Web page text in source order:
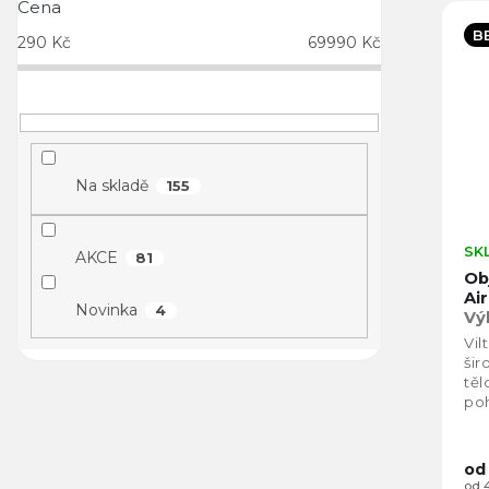
Cena
290 Kč 69990 Kč
Na skladě 155
AKCE 81
Novinka 4
od